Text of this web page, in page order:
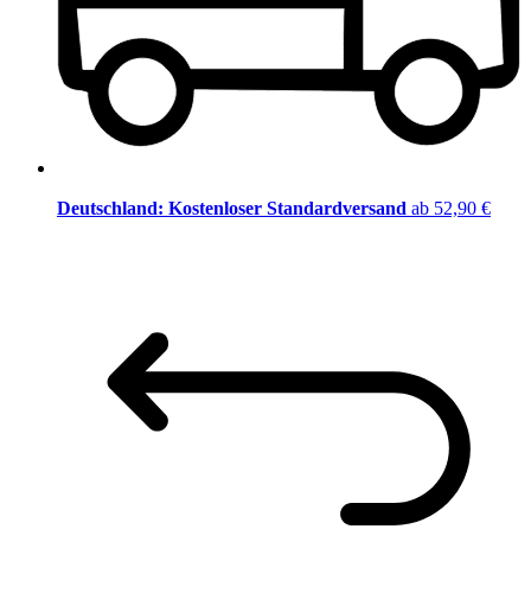
Deutschland: Kostenloser Standardversand ab 52,90 €